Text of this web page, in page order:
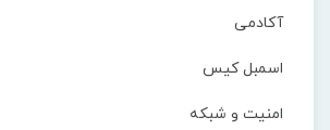
آکادمی
اسمبل کیس
امنیت و شبکه